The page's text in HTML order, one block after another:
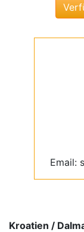
Email:
Kroatien /